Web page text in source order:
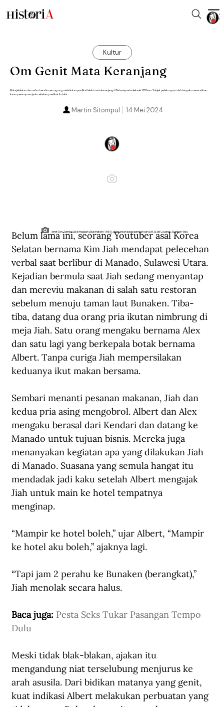
Kultur
Om Genit Mata Keranjang
Mata jelalatan dan nafsu berahi merongrong melahirkan predikat lelaki mata keranjang di Batavia pada dekade 1950-an. Subjek pelakunya sudah banyak meresahkan
kaum perempuan jauh sebelum predikat itu lahir.
14 Mei 2024
Martin Sitompul
otret Oey Tamba Sia di majalah L'Illustration (1857), didasarkan pada gambar karya M. G. de Coudray. Sumber: Wiki.
Belum lama ini, seorang Youtuber asal Korea
Selatan bernama Kim Jiah mendapat pelecehan
verbal saat berlibur di Manado, Sulawesi Utara.
Kejadian bermula saat Jiah sedang menyantap
dan mereviu makanan di salah satu restoran
sebelum menuju taman laut Bunaken. Tiba-
tiba, datang dua orang pria ikutan nimbrung di
meja Jiah. Satu orang mengaku bernama Alex
dan satu lagi yang berkepala botak bernama
Albert. Tanpa curiga Jiah mempersilakan
keduanya ikut makan bersama.
Sembari menanti pesanan makanan, Jiah dan
kedua pria asing mengobrol. Albert dan Alex
mengaku berasal dari Kendari dan datang ke
Manado untuk tujuan bisnis. Mereka juga
menanyakan kegiatan apa yang dilakukan Jiah
di Manado. Suasana yang semula hangat itu
mendadak jadi kaku setelah Albert mengajak
Jiah untuk main ke hotel tempatnya
menginap.
“Mampir ke hotel boleh,” ujar Albert, “Mampir
ke hotel aku boleh,” ajaknya lagi.
“Tapi jam 2 perahu ke Bunaken (berangkat),”
Jiah menolak secara halus.
Baca juga: Pesta Seks Tukar Pasangan Tempo
Dulu
Meski tidak blak-blakan, ajakan itu
mengandung niat terselubung menjurus ke
arah asusila. Dari bidikan matanya yang genit,
kuat indikasi Albert melakukan perbuatan yang